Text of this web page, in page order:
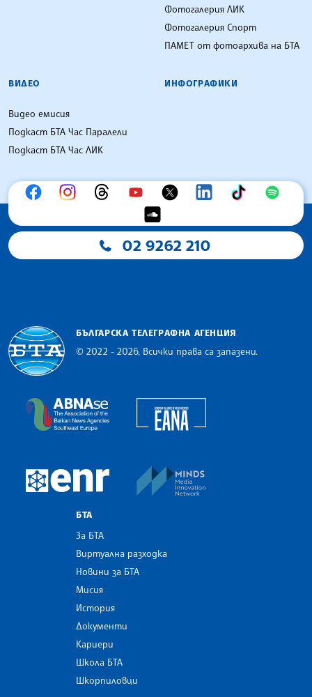
Фотогалерия ЛИК
Фотогалерия Спорт
ПАМЕТ от фотоархива на БТА
ВИДЕО
Видео емисия
Подкаст БТА Час Паралели
Подкаст БТА Час ЛИК
ИНФОГРАФИКИ
02 9262 210
БЪЛГАРСКА ТЕЛЕГРАФНА АГЕНЦИЯ
© 2022 - 2026, Всички права са запазени.
The Assocoation of the Balkan News Agencies
European Newsroom
БТА
За БТА
Виртуална разходка
Новини за БТА
Мисия
История
Документи
Кариери
Школа БТА
Шкорпиловци